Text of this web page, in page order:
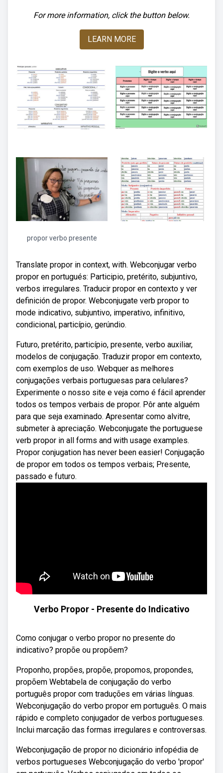
For more information, click the button below.
LEARN MORE
propor verbo presente
Translate propor in context, with. Webconjugar verbo
propor en portugués: Participio, pretérito, subjuntivo,
verbos irregulares. Traducir propor en contexto y ver
definición de propor. Webconjugate verb propor to
mode indicativo, subjuntivo, imperativo, infinitivo,
condicional, particípio, gerúndio.
Futuro, pretérito, particípio, presente, verbo auxiliar,
modelos de conjugação. Traduzir propor em contexto,
com exemplos de uso. Webquer as melhores
conjugações verbais portuguesas para celulares?
Experimente o nosso site e veja como é fácil aprender
todos os tempos verbais de propor. Pôr ante alguém
para que seja examinado. Apresentar como alvitre,
submeter à apreciação. Webconjugate the portuguese
verb propor in all forms and with usage examples.
Propor conjugation has never been easier! Conjugação
de propor em todos os tempos verbais; Presente,
passado e futuro.
Verbo Propor - Presente do Indicativo
Como conjugar o verbo propor no presente do
indicativo? propõe ou propõem?
Proponho, propões, propõe, propomos, propondes,
propõem Webtabela de conjugação do verbo
português propor com traduções em várias línguas.
Webconjugação do verbo propor em português. O mais
rápido e completo conjugador de verbos portugueses.
Inclui marcação das formas irregulares e controversas.
Webconjugação de propor no dicionário infopédia de
verbos portugueses Webconjugação do verbo 'propor'